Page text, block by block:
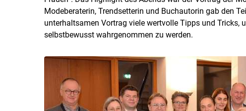
Modeberaterin, Trendsetterin und Buchautorin gab den
unterhaltsamen Vortrag viele wertvolle Tipps und Tricks,
selbstbewusst wahrgenommen zu werden.